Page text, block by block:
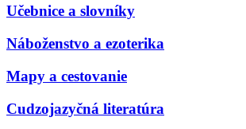
Učebnice a slovníky
Náboženstvo a ezoterika
Mapy a cestovanie
Cudzojazyčná literatúra